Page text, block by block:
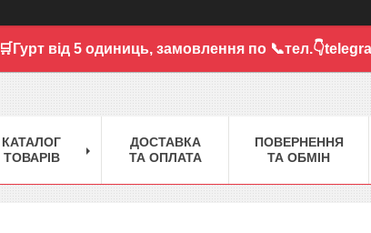
🛒Гурт від 5 одиниць, замовлення по
КАТАЛОГ
ТОВАРІВ
ДОСТАВКА
ТА ОПЛАТА
ПОВЕРНЕННЯ
ТА ОБМІН